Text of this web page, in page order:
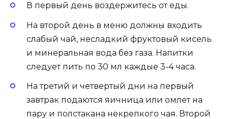
В первый день воздержитесь от еды.
На второй день в меню должны входить
слабый чай, несладкий фруктовый кисель
и минеральная вода без газа. Напитки
следует пить по 30 мл каждые 3-4 часа.
На третий и четвертый дни на первый
завтрак подаются яичница или омлет на
пару и полстакана некрепкого чая. Второй